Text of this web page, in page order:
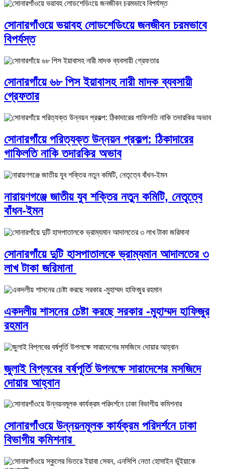
সোনারগাঁওয়ে ভয়াবহ লোডশেডিংয়ে জনজীবন চরমভাবে
বিপর্যস্ত
সোনারগাঁয়ে ৬৮ পিস ইয়াবাসহ নারী মাদক ব্যবসায়ী
গ্রেফতার
সোনারগাঁয়ে পরিত্যক্ত উন্নয়ন প্রকল্প: ঠিকাদারের
গাফিলতি নাকি তদারকির অভাব
নারায়ণগঞ্জে জাতীয় যুব শক্তির নতুন কমিটি, নেতৃত্বে
বাঁধন-ইমন
সোনারগাঁয়ে দুটি হাসপাতালকে ভ্রাম্যমান আদালতের ৩
লাখ টাকা জরিমানা
একদলীয় শাসনের চেষ্টা করছে সরকার -মুহাম্মদ হাফিজুর
রহমান
জুলাই বিপ্লবের বর্ষপূর্তি উপলক্ষে সারাদেশের মসজিদে
দোয়ার আহ্বান
সোনারগাঁওয়ে উন্নয়নমূলক কার্যক্রম পরিদর্শনে ঢাকা
বিভাগীয় কমিশনার